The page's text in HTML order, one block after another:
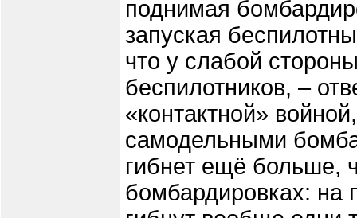
поднимая
запуская
что у слабой
беспилотников, –
«контактной»
самодельными
гибнет ещё больше,
бомбардировках: на